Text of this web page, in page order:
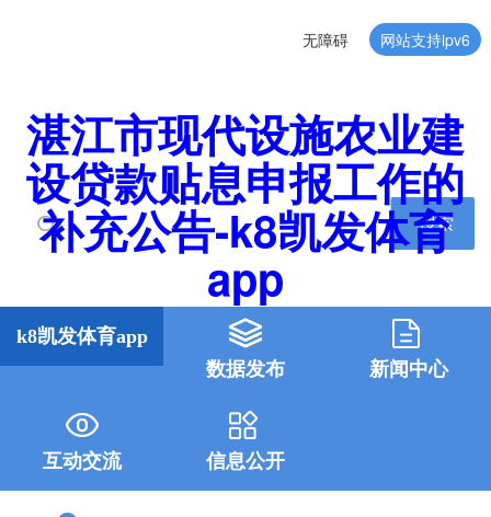
无障碍 网站支持ipv6
湛江市现代设施农业建
设贷款贴息申报工作的
补充公告-k8凯发体育
app
搜索
k8凯发体育app
数据发布
新闻中心
互动交流 信息公开